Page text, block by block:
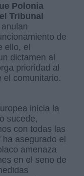
Polonia
Tribunal
de
ello, el
dictamen al
prioridad al
el comunitario.
inicia la
sucede,
con todas las
asegurado el
amenaza
en el seno de